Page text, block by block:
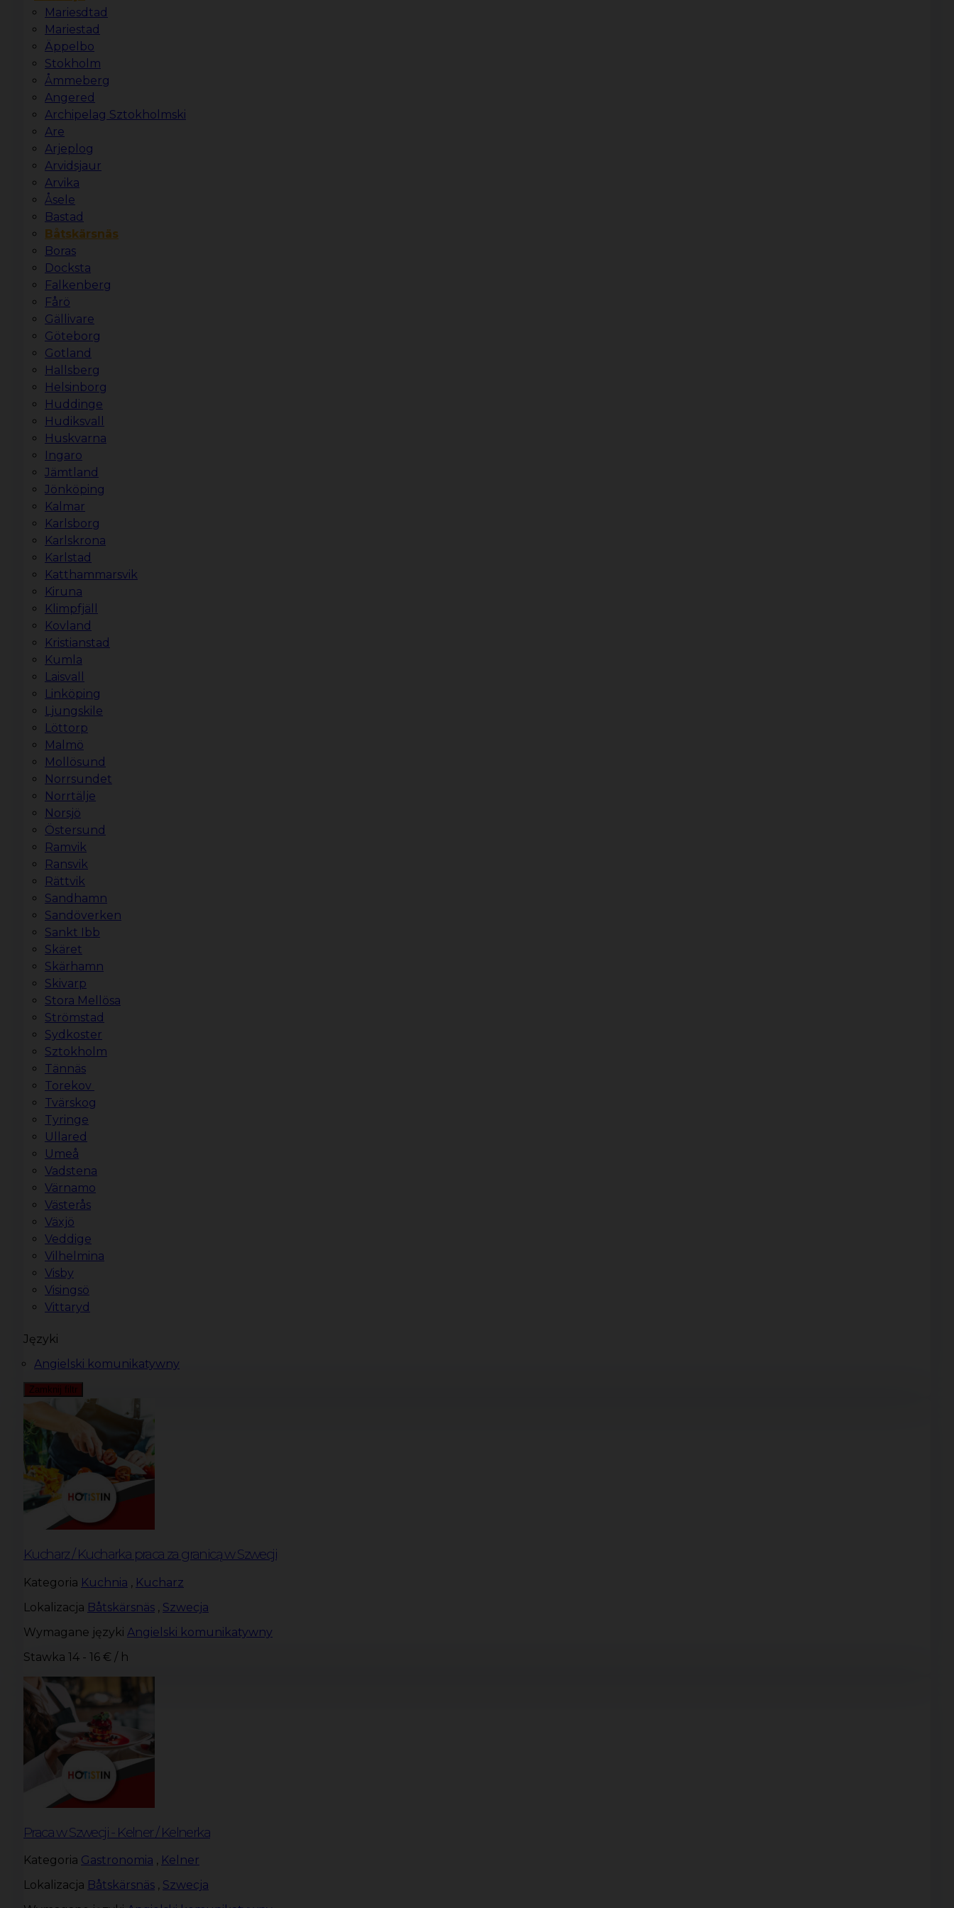
Mariesdtad
Mariestad
Äppelbo
Stokholm
Åmmeberg
Angered
Archipelag Sztokholmski
Are
Arjeplog
Arvidsjaur
Arvika
Åsele
Bastad
Båtskärsnäs
Boras
Docksta
Falkenberg
Fårö
Gällivare
Göteborg
Gotland
Hallsberg
Helsinborg
Huddinge
Hudiksvall
Huskvarna
Ingaro
Jämtland
Jönköping
Kalmar
Karlsborg
Karlskrona
Karlstad
Katthammarsvik
Kiruna
Klimpfjäll
Kovland
Kristianstad
Kumla
Laisvall
Linköping
Ljungskile
Löttorp
Malmö
Mollösund
Norrsundet
Norrtälje
Norsjö
Östersund
Ramvik
Ransvik
Rättvik
Sandhamn
Sandöverken
Sankt Ibb
Skäret
Skärhamn
Skivarp
Stora Mellösa
Strömstad
Sydkoster
Sztokholm
Tännäs
Torekov
Tvärskog
Tyringe
Ullared
Umeå
Vadstena
Värnamo
Västerås
Växjö
Veddige
Vilhelmina
Visby
Visingsö
Vittaryd
Języki
Angielski komunikatywny
Zamknij filtr
Kucharz / Kucharka praca za granicą w Szwecji
Kategoria Kuchnia , Kucharz
Lokalizacja Båtskärsnäs , Szwecja
Wymagane języki Angielski komunikatywny
Stawka 14 - 16 € / h
Praca w Szwecji - Kelner / Kelnerka
Kategoria Gastronomia , Kelner
Lokalizacja Båtskärsnäs , Szwecja